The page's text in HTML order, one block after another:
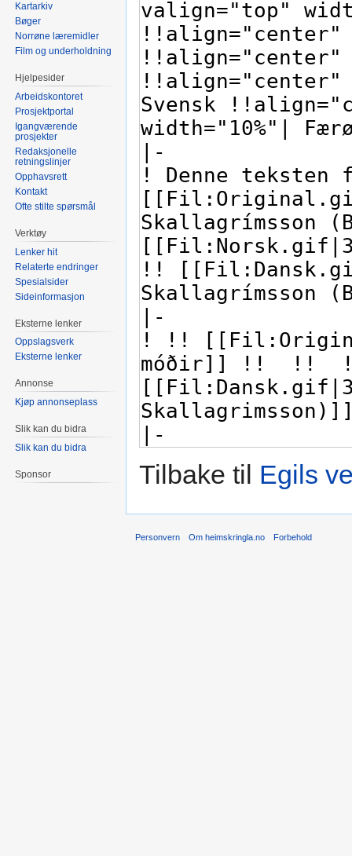
Tilbake til Egils
Kartarkiv
Bøger
Norrøne læremidler
Film og underholdning
Hjelpesider
Arbeidskontoret
Prosjektportal
Igangværende
prosjekter
Redaksjonelle
retningslinjer
Opphavsrett
Kontakt
Ofte stilte spørsmål
Verktøy
Lenker hit
Relaterte endringer
Spesialsider
Sideinformasjon
Eksterne lenker
Oppslagsverk
Eksterne lenker
Annonse
Kjøp annonseplass
Slik kan du bidra
Slik kan du bidra
Sponsor
Personvern Om heimskringla.no Forbehold